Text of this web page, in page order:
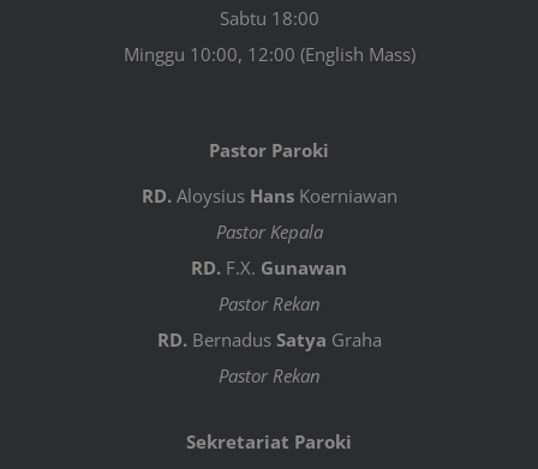
Sabtu 18:00
Minggu 10:00, 12:00 (English Mass)
Pastor Paroki
RD.Aloysius HansKoerniawan
Pastor Kepala
RD. F.X. Gunawan
Pastor Rekan
RD.Bernadus Satya Graha
Pastor Rekan
Sekretariat Paroki